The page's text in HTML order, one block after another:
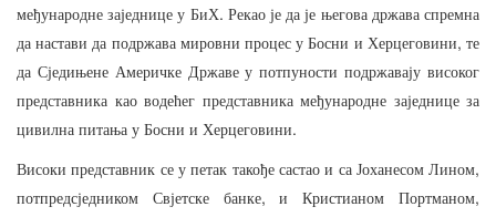
међународне заједнице у БиХ. Рекао је да је његова држава спремна
да настави да подржава мировни процес у Босни и Херцеговини,те
да Сједињене Америчке Државе у потпуности подржавају високог
представника као водећег представника међународне заједнице за
цивилна питања у Босни и Херцеговини.
Високи представник се у петак такође састао и са Јоханесом Лином,
потпредсједником Свјетске банке,и Кристианом Портманом,